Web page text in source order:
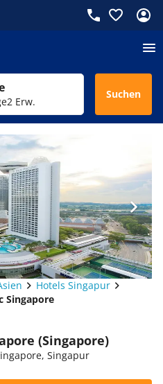
2 Erw.
Suchen
Hotels Singapur
Singapore
(Singapore)
Singapur